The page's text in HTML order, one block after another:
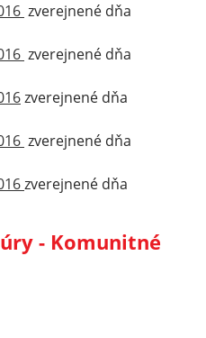
zverejnené dňa
zverejnené dňa
zverejnené dňa
zverejnené dňa
zverejnené dňa
- Komunitné